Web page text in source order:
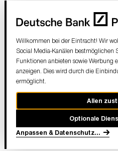
Willkommen bei der Eintracht! Wir
Social Media-Kanälen bestmöglichen
Funktionen anbieten sowie Werbung
anzeigen. Dies wird durch die
ermöglicht.
Allen
Optionale
Anpassen & Datenschutz...